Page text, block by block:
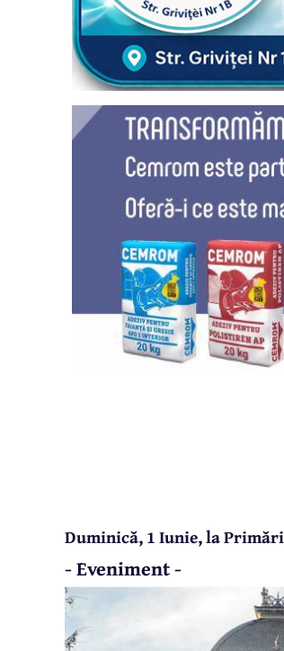
Duminică, 1 Iunie, la
- Eveniment -